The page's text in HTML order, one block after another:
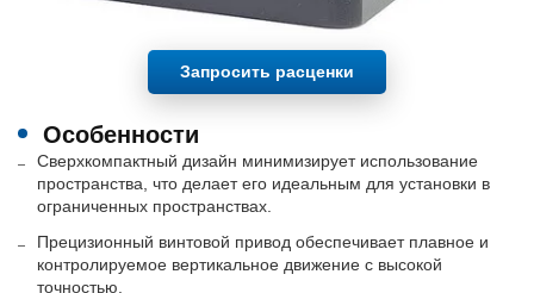
Запросить расценки
Особенности
Сверхкомпактный дизайн минимизирует использование
пространства, что делает его идеальным для установки в
ограниченных пространствах.
Прецизионный винтовой привод обеспечивает плавное и
контролируемое вертикальное движение с высокой
точностью.